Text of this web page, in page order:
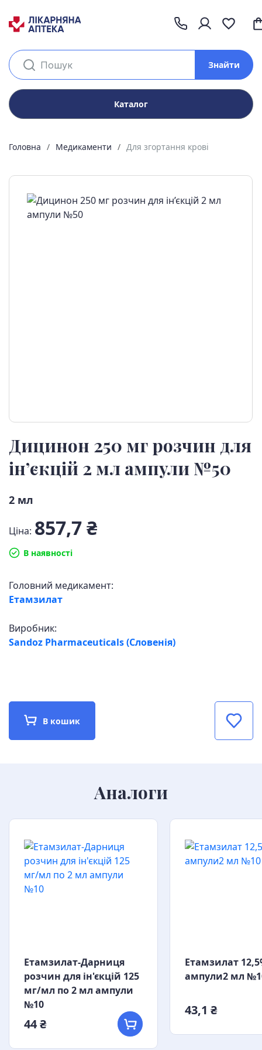
Каталог
Знайти
Головна Медикаменти Для згортання крові
Дицинон 250 мг розчин для
ін’єкцій 2 мл ампули №50
2 мл
Ціна: 857,7 ₴
В наявності
Головний медикамент:
Етамзилат
Виробник:
Sandoz Pharmaceuticals (Словенія)
В кошик
Аналоги
Етамзилат-Дарниця
розчин для ін'єкцій 125
мг/мл по 2 мл ампули
№10
44 ₴
Етамзилат
ампули2 мл
43,1 ₴